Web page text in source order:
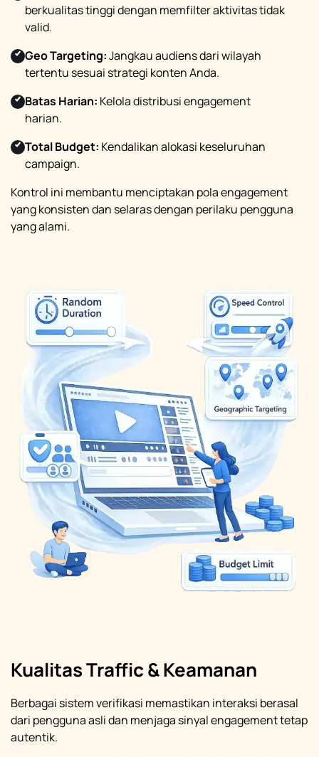
berkualitas tinggi dengan memfilter aktivitas tidak
valid.
Geo Targeting:Jangkau audiens dari wilayah
tertentu sesuai strategi konten Anda.
Batas Harian: Kelola distribusi engagement
harian.
Total Budget: Kendalikan alokasi keseluruhan
campaign.
Kontrol ini membantu menciptakan pola engagement
yang konsisten dan selaras dengan perilaku pengguna
yang alami.
Kualitas Traffic & Keamanan
Berbagai sistem verifikasi memastikan interaksi berasal
dari pengguna asli dan menjaga sinyal engagement tetap
autentik.